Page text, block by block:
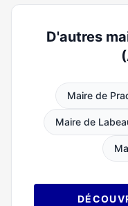
D'autres
Maire de
Maire de